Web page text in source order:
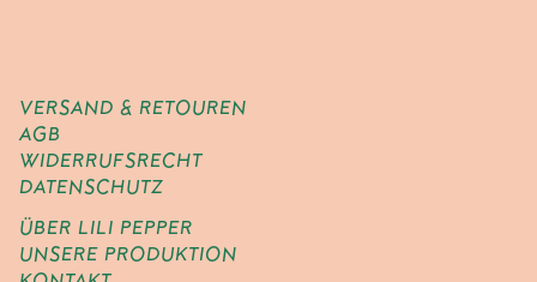
VERSAND & RETOUREN
AGB
WIDERRUFSRECHT
DATENSCHUTZ
ÜBER LILI PEPPER
UNSERE PRODUKTION